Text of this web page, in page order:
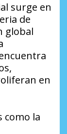
surge en
de
global
en
como la